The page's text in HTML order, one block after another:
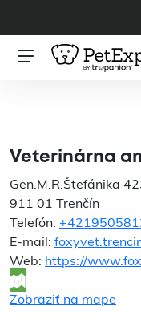
Veterinárna
Gen.M.R.Štefánika
911 01 Trenčín
Telefón:
E-mail:
Web: https://
Zobraziť na mape